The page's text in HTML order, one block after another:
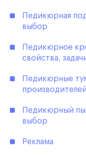
Педикюрная
выбор
Педикюрное
свойства,
Педикюрные
производителей
Педикюрный
выбор
Реклама